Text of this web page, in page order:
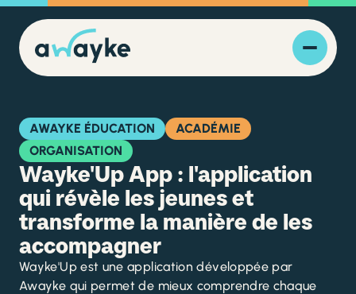
AWAYKE ÉDUCATION
ACADÉMIE
ORGANISATION
Wayke'Up App : l'application
qui révèle les jeunes et
transforme la manière de les
accompagner
Wayke'Up est une application développée par
Awayke qui permet de mieux comprendre chaque